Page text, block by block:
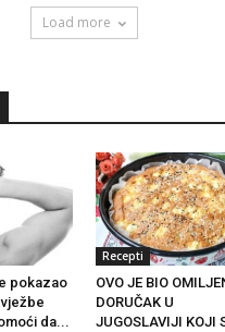
Load more
pokazao
da...
Recepti
OVO JE BIO
DORUČAK U
JUGOSLAVIJI KOJI